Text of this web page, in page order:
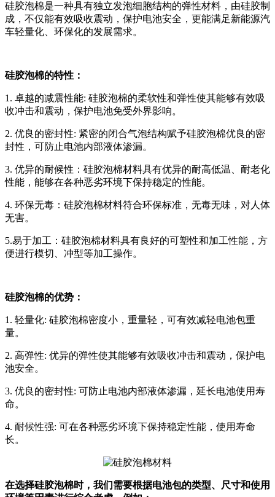
硅胶泡棉是一种具有独立发泡细胞结构的弹性材料，由硅胶制
成，不仅能有效吸收震动，保护电池安全，更能满足新能源汽
车轻量化、环保化的发展需求。
硅胶泡棉的特性：
1. 卓越的减震性能: 硅胶泡棉的柔软性和弹性使其能够有效吸
收冲击和震动，保护电池免受外界影响。
2. 优良的密封性: 紧密的闭合气泡结构赋予硅胶泡棉优良的密
封性，可防止电池内部液体渗漏。
3. 优异的耐候性：硅胶泡棉材料具有优异的耐高低温、耐老化
性能，能够在各种恶劣环境下保持稳定的性能。
4. 环保无毒：硅胶泡棉材料符合环保标准，无毒无味，对人体
无害。
5.易于加工：硅胶泡棉材料具有良好的可塑性和加工性能，方
便进行模切、冲型等加工操作。
硅胶泡棉的优势：
1. 轻量化: 硅胶泡棉密度小，重量轻，可有效减轻电池包重
量。
2. 高弹性: 优异的弹性使其能够有效吸收冲击和震动，保护电
池安全。
3. 优良的密封性: 可防止电池内部液体渗漏，延长电池使用寿
命。
4. 耐候性强: 可在各种恶劣环境下保持稳定性能，使用寿命
长。
在选择硅胶泡棉时，我们需要根据电池包的类型、尺寸和使用